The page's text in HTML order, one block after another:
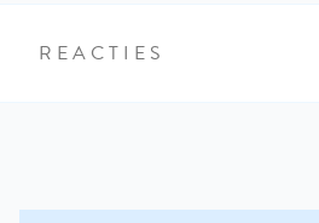
REACTIES